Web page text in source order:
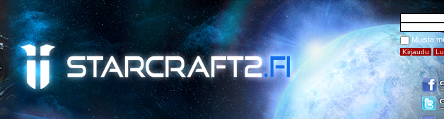
Muista